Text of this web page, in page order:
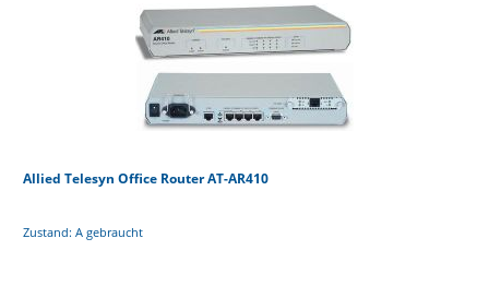
Allied Telesyn Office Router AT-AR410
Zustand: A gebraucht